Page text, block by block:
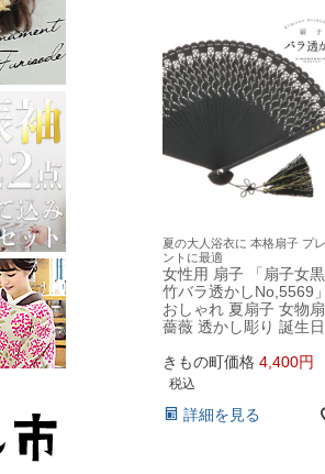
夏の大人浴衣に 本格扇子 プ
ントに最適
女性用 扇子 「扇子女
竹バラ透かしNo,5569」
おしゃれ 夏扇子 女物
薔薇 透かし彫り 誕生
きもの町価格 4,400
税込
詳細を見る